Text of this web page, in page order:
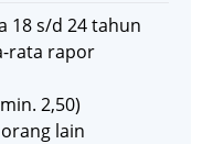
18 s/d 24 tahun
rata rapor
2,50)
lain